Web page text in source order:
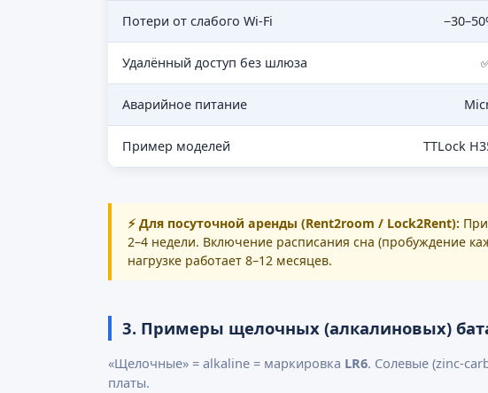
Потери от слабого Wi-Fi
Удалённый доступ без шлюза
Аварийное питание
Пример моделей TTLock
⚡ Для посуточной аренды (Rent2room / Lock2Rent):
2–4 недели. Включение расписания сна (пробуждение
нагрузке работает 8–12 месяцев.
3. Примеры щелочных (алкалиновых)
«Щелочные» = alkaline = маркировка LR6. Солевые (zinc-
платы.